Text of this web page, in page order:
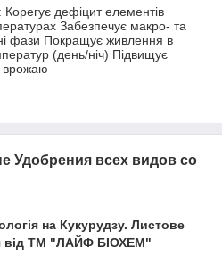
дефіцит елементів
Забезпечує макро- та
фази Покращує живлення в
(день/ніч) Підвищує
врожаю
Удобрения всех видов со
на Кукурудзу. Листове
від ТМ "ЛАЙФ БІОХЕМ"